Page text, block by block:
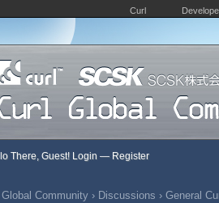
Curl
There, Guest! Login — Register
Community › Discussions › General